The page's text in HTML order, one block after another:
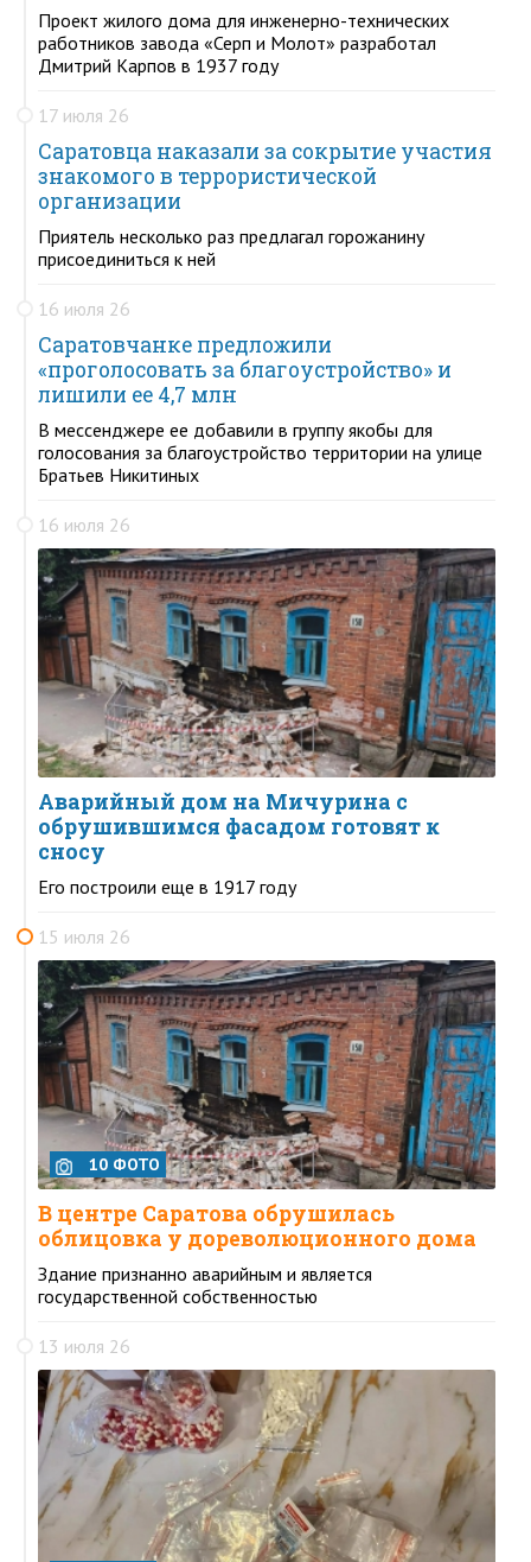
Проект жилого дома для инженерно-технических
работников завода «Серп и Молот» разработал
Дмитрий Карпов в 1937 году
17 июля 26
Саратовца наказали за сокрытие участия
знакомого в террористической
организации
Приятель несколько раз предлагал горожанину
присоединиться к ней
16 июля 26
Саратовчанке предложили
«проголосовать за благоустройство» и
лишили ее 4,7 млн
В мессенджере ее добавили в группу якобы для
голосования за благоустройство территории на улице
Братьев Никитиных
16 июля 26
Аварийный дом на Мичурина с
обрушившимся фасадом готовят к
сносу
Его построили еще в 1917 году
15 июля 26
10 ФОТО
В центре Саратова обрушилась
облицовка у дореволюционного дома
Здание признанно аварийным и является
государственной собственностью
13 июля 26